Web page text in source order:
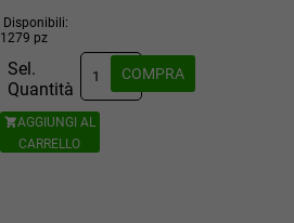
Disponibili:
1279 pz
Sel.
Quantità
AGGIUNGI AL
CARRELLO
COMPRA